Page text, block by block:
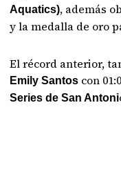
Aquatics), además
y la medalla de oro
El récord anterior,
Emily Santos con
Series de San Antoni